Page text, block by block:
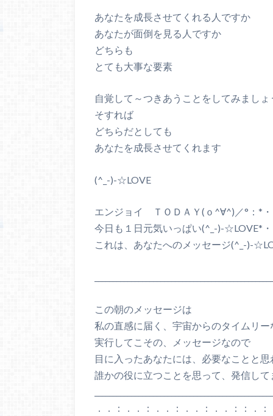
あなたを成長させてくれる人ですか
あなたが面倒を見る人ですか
どちらも
とても大事な要素
自覚して～つきあうことをしてみましょ
そすれば
どちらだとしても
あなたを成長させてくれます
(^_-)-☆LOVE
エンジョイ ＴＯＤＡＹ(ｏ^∀^)／°：*
今日も１日元気いっぱい(^_-)-☆LOVE*
これは、あなたへのメッセージ(^_-)-
この朝のメッセージは
私の直感に届く、宇宙からのタイムリ
実行してこその、メッセージなので
目に入ったあなたには、必要なことと
誰かの役に立つことを思って、発信して
．．：．．：．．：．．：．．：：．